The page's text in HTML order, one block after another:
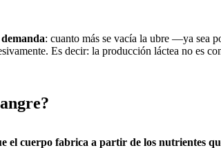
: cuanto más se vacía la ubre —ya sea
Es decir: la producción láctea no es
el cuerpo fabrica a partir de los nutrientes